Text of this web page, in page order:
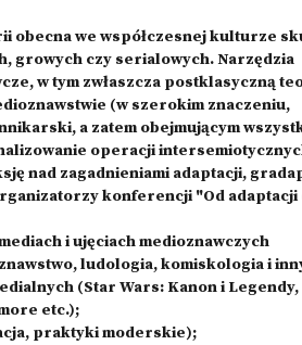
obecna we współczesnej kulturze
growych czy serialowych. Narzędzia
w tym zwłaszcza postklasyczną
(w szerokim znaczeniu,
a zatem obejmującym
operacji
nad zagadnieniami adaptacji,
konferencji "Od adaptacji
i ujęciach medioznawczych
ludologia, komiskologia i
(Star Wars: Kanon i Legendy,
etc.);
praktyki moderskie);